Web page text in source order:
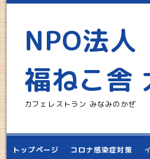
NPO法人
福ねこ舎
カフェレストラン みなみのかぜ
トップページ コロナ感染症対策